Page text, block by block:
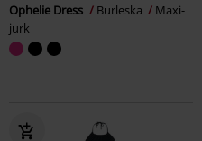
Ophelie Dress Burleska
Maxi-
jurk